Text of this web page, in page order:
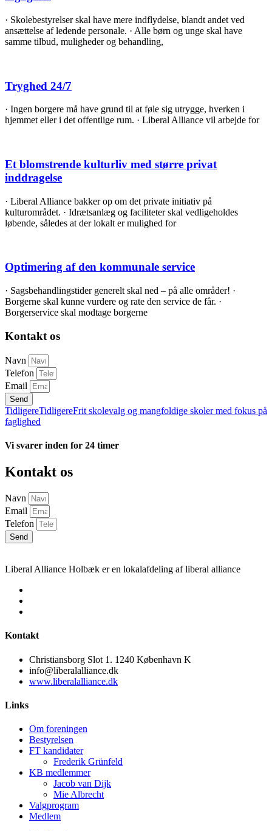
· Skolebestyrelser skal have mere indflydelse, blandt andet ved
ansættelse af ledende personale. · Alle børn og unge skal have
samme tilbud, muligheder og behandling,
Tryghed 24/7
· Ingen borgere må have grund til at føle sig utrygge, hverken i
hjemmet eller i det offentlige rum. · Liberal Alliance vil arbejde for
Et blomstrende kulturliv med større privat
inddragelse
· Liberal Alliance bakker op om det private initiativ på
kulturområdet. · Idrætsanlæg og faciliteter skal vedligeholdes
løbende, således at der lokalt er mulighed for
Optimering af den kommunale service
· Sagsbehandlingstider generelt skal ned – på alle områder! ·
Borgerne skal kunne vurdere og rate den service de får. ·
Borgerservice skal modtage borgerne
Kontakt os
Navn
Telefon
Email
Send
TidligereTidligereFrit skolevalg og mangfoldige skoler med fokus på
faglighed
Vi svarer inden for 24 timer
Kontakt os
Navn
Email
Telefon
Send
Liberal Alliance Holbæk er en lokalafdeling af liberal alliance
Kontakt
Christiansborg Slot 1. 1240 København K
info@liberalalliance.dk
www.liberalalliance.dk
Links
Om foreningen
Bestyrelsen
FT kandidater
Frederik Grünfeld
KB medlemmer
Jacob van Dijk
Mie Albrecht
Valgprogram
Medlem